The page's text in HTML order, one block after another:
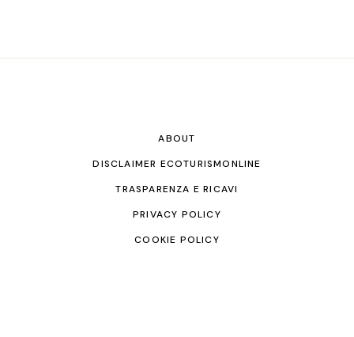
ABOUT
DISCLAIMER ECOTURISMONLINE
TRASPARENZA E RICAVI
PRIVACY POLICY
COOKIE POLICY